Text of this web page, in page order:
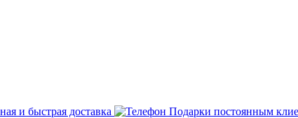
и быстрая доставка Подарки постоянным